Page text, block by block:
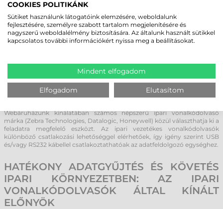
BEMUTATÁSA
A vezetékes iparivonalkódolvasókolyan eszközök, amelyeket
alkalmasak a termékek és csomagok gyors és hatékony azonosítására.
Ezek a készülékek rendkívül fontos szerepet játszanak a gyártási
folyamatokban, raktárakban és kereskedelmi területeken, mivel
hatásoknak, beleértve az extrém hőmérsékleteket (akár -20 °C), port,
vizet, páratartalmat és mechanikai sérüléseket. Az ellenálló kialakítás
mellett a belső szerkezetüket is megerősítették az ipari
vonalkódolvasóknál, így növelve a stabilitást és csökkentve a
Webáruházunk kínálatában számos népszerű ipari vonalkódolvasó
márka (Zebra Technologies, Datalogic, Honeywell) közül választhatja ki a
feladatra megfelelő eszközt. Az ipari vezetékes vonalkódolvasók
különböző csatlakozási lehetőséggel elérhetőek, így igény szerint USB
és/vagy RS232 kábellel csatlakoztathatóak az adatfeldolgozó egységhez.
HATÉKONY ADATGYŰJTÉS ÉS KÖVETÉS
IPARI KÖRNYEZETBEN: AZ IPARI
VONALKÓDOLVASÓK ÁLTAL KÍNÁLT
ELŐNYÖK
COOKIES POLITIKÁNK
Sütiket használunk látogatóink elemzésére, weboldalunk
fejlesztésére, személyre szabott tartalom megjelenítésére és
nagyszerű weboldalélmény biztosítására. Az általunk használt sütikkel
kapcsolatos további információkért nyissa meg a beállításokat.
Mindent elfogadom
Elfogadom Elutasítom